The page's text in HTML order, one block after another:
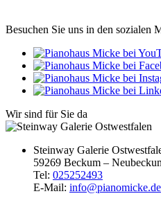
Besuchen Sie uns in den sozialen
Wir sind für Sie da
Steinway Galerie
59269 Beckum –
Tel: 025252493
E-Mail: info@pianomicke.de